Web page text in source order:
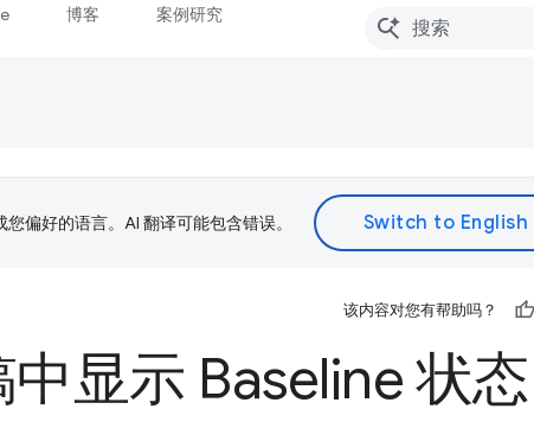
博客 案例研究
偏好的语言。AI 翻译可能包含错误。
该内容对您有帮助吗？
显示 Baseline 状态